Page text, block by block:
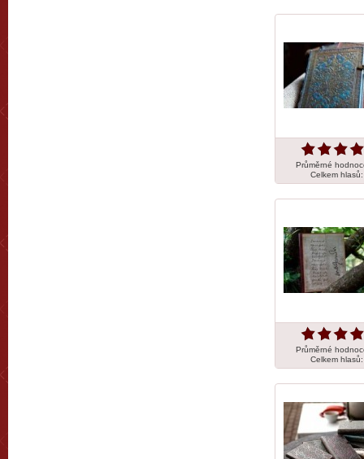
Průměrné
Celkem
Průměrné
Celkem